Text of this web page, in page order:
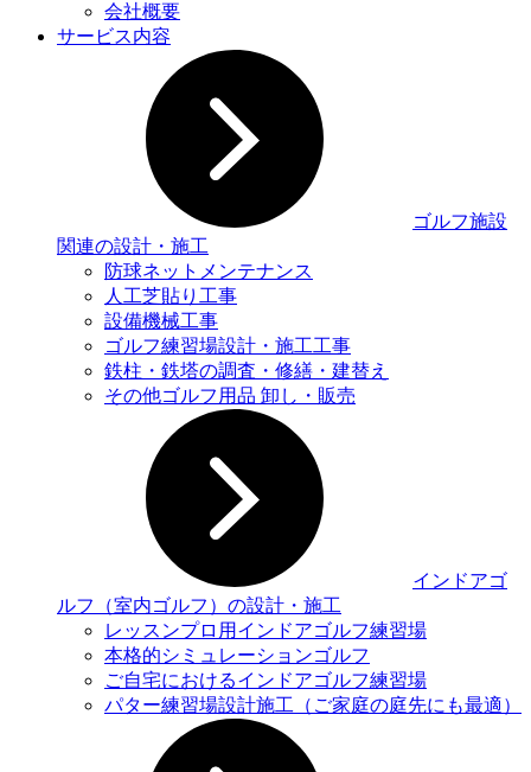
会社概要
サービス内容
ゴルフ施設
関連の設計・施工
防球ネットメンテナンス
人工芝貼り工事
設備機械工事
ゴルフ練習場設計・施工工事
鉄柱・鉄塔の調査・修繕・建替え
その他ゴルフ用品 卸し・販売
インドアゴ
ルフ（室内ゴルフ）の設計・施工
レッスンプロ用インドアゴルフ練習場
本格的シミュレーションゴルフ
ご自宅におけるインドアゴルフ練習場
パター練習場設計施工（ご家庭の庭先にも最適）